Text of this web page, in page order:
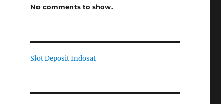
No comments to show.
Slot Deposit Indosat